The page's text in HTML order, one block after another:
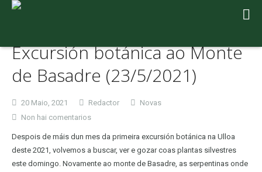
Excursión botánica ao Monte
de Basadre (23/5/2021)
20 Maio, 2021 Redactor
Novas
Non hai comentariosen
botánica
Despois de máis dun mes da primeira excursión botánica na Ulloa
deste 2021, volvemos a buscar, ver e gozar coas plantas silvestres
este domingo. Novamente ao monte de Basadre, as serpentinas onde